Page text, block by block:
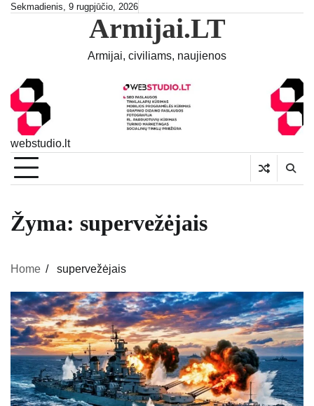
SkipSekmadienis, 9 rugpjūčio, 2026
Armijai.LT
Armijai, civiliams, naujienos
webstudio.lt
Žyma: supervežėjais
Home supervežėjais